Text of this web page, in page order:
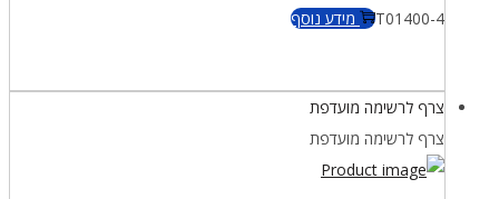
T01400-4
מידע נוסף
צרף לרשימה מועדפת
צרף לרשימה מועדפת